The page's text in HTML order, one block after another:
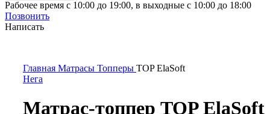
Рабочее время с 10:00 до 19:00, в выходные с 10:00 до 18:00
Позвонить
Написать
Главная Матрасы Топперы TOP ElaSoft
Нега
Матрас-топпер TOP ElaSoft